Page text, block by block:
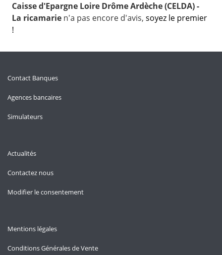
Caisse d'Epargne Loire Drôme Ardèche (CELDA) -
La ricamarie n'a pas encore d'avis, soyez le premier
!
Contact Banques
Agences bancaires
Simulateurs
Actualités
Contactez nous
Modifier le consentement
Mentions légales
Conditions Générales de Vente